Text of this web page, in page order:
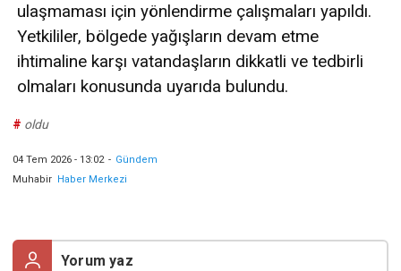
ulaşmaması için yönlendirme çalışmaları yapıldı.
Yetkililer, bölgede yağışların devam etme
ihtimaline karşı vatandaşların dikkatli ve tedbirli
olmaları konusunda uyarıda bulundu.
# oldu
04 Tem 2026 - 13:02 - Gündem
Muhabir Haber Merkezi